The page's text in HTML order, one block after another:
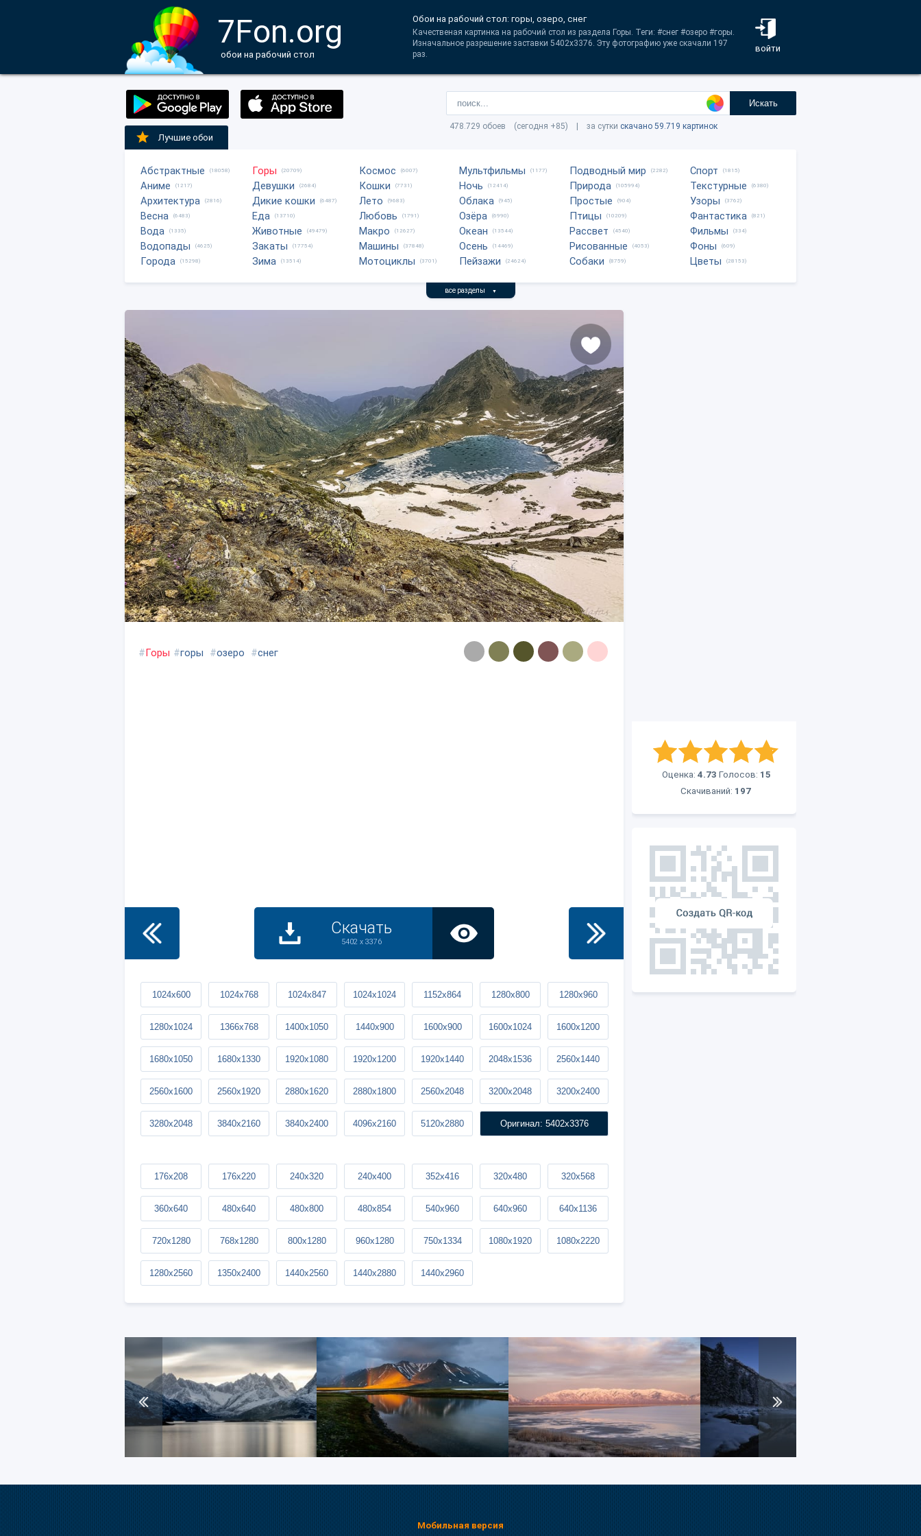
7Fon.org
обои на рабочий стол
войти
Обои на рабочий стол: горы, озеро, снег
Качественая картинка на рабочий стол из раздела Горы. Теги: #снег #озеро #горы.
Изначальное разрешение заставки 5402x3376. Эту фотографию уже скачали 197
раз.
Искать
478.729 обоев (сегодня +85) | за сутки скачано 59.719 картинок
Лучшие обои
Абстрактные (18058)
Аниме (1217)
Архитектура (2816)
Весна (6483)
Вода (1335)
Водопады (4625)
Города (15298)
Горы (20709)
Девушки (2684)
Дикие кошки (6487)
Еда (13710)
Животные (49479)
Закаты (17754)
Зима (13514)
Космос (6007)
Кошки (7731)
Лето (9683)
Любовь (1791)
Макро (12627)
Машины (37848)
Мотоциклы (3701)
Мультфильмы (1177)
Ночь (12414)
Облака (945)
Озёра (6990)
Океан (13544)
Осень (14469)
Пейзажи (24624)
Подводный мир (2282)
Природа (105994)
Простые (904)
Птицы (10209)
Рассвет (4540)
Рисованные (4053)
Собаки (8759)
Спорт (1815)
Текстурные (6380)
Узоры (3762)
Фантастика (821)
Фильмы (334)
Фоны (609)
Цветы (28153)
все разделы ▼
Оценка: 4.73 Голосов: 15
Скачиваний: 197
#Горы #горы #озеро #снег
Скачать
5402 x 3376
1024x600 1024x768 1024x847 1024x1024 1152x864 1280x800 1280x960
1280x1024 1366x768 1400x1050 1440x900 1600x900 1600x1024 1600x1200
1680x1050 1680x1330 1920x1080 1920x1200 1920x1440 2048x1536 2560x1440
2560x1600 2560x1920 2880x1620 2880x1800 2560x2048 3200x2048 3200x2400
3280x2048 3840x2160 3840x2400 4096x2160 5120x2880 Оригинал: 5402x3376
176x208 176x220 240x320 240x400 352x416 320x480 320x568
360x640 480x640 480x800 480x854 540x960 640x960 640x1136
720x1280 768x1280 800x1280 960x1280 750x1334 1080x1920 1080x2220
1280x2560 1350x2400 1440x2560 1440x2880 1440x2960
Мобильная версия